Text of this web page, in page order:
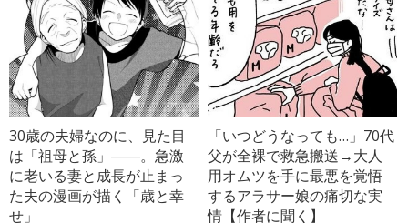
30歳の夫婦なのに、見た目
は「祖母と孫」――。急激
に老いる妻と成長が止まっ
た夫の漫画が描く「歳と幸
せ」
「いつどうなっても…」70代
父が全裸で救急搬送→大人
用オムツを手に最悪を覚悟
するアラサー娘の痛切な実
情【作者に聞く】